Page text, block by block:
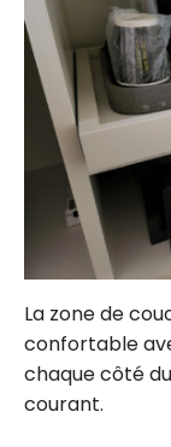
La zone de
confortable
chaque côté
courant.